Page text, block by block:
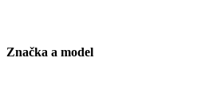
Značka a model